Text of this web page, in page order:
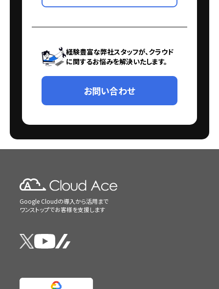
経験豊富な弊社スタッフが、クラウド
に関するお悩みを解決いたします。
お問い合わせ
Google Cloudの導入から活用まで
ワンストップでお客様を支援します